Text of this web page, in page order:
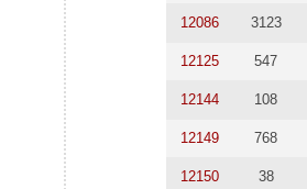
12086 3123
12125 547
12144 108
12149 768
12150 38